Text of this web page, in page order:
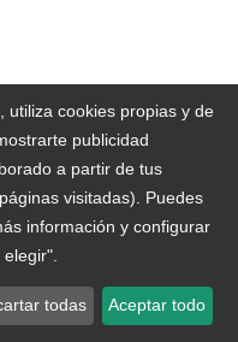
a partir
sandías y los
familia de plantas,
características
del pepino, ni
ni
utiliza cookies propias y de
publicidad
a partir de tus
visitadas). Puedes
información y configurar
todas Aceptar todo